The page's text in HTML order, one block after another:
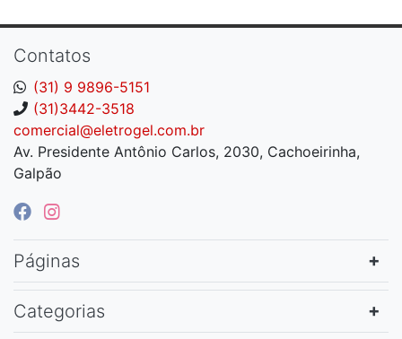
Contatos
(31) 9 9896-5151
(31)3442-3518
comercial@eletrogel.com.br
Av. Presidente Antônio Carlos, 2030, Cachoeirinha,
Galpão
Páginas
Categorias